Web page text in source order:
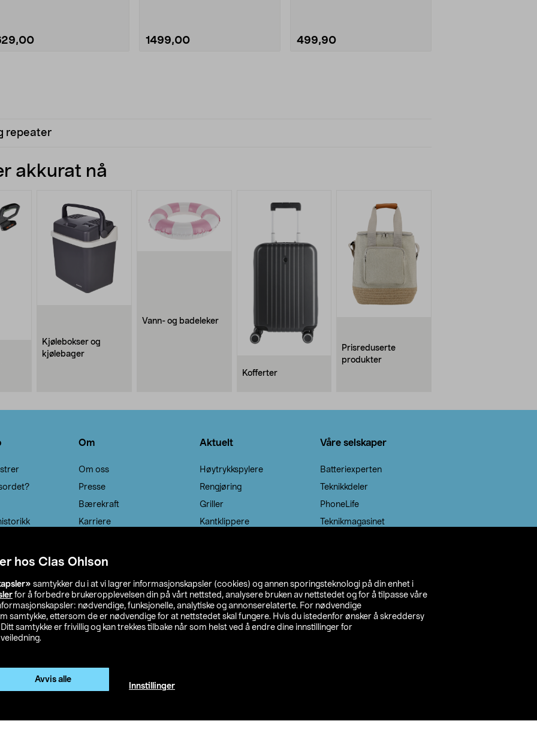
hos Clas Ohlson
samtykker du i at vi lagrer informasjonskapsler (cookies) og annen sporingsteknologi på din enhet i
for å forbedre brukeropplevelsen din på vårt nettsted, analysere bruken av nettstedet og for å tilpasse våre
nødvendige, funksjonelle, analytiske og annonserelaterte. For nødvendige
samtykke, ettersom de er nødvendige for at nettstedet skal fungere. Hvis du istedenfor ønsker å skreddersy
Ditt samtykke er frivillig og kan trekkes tilbake når som helst ved å endre dine innstillinger for
Avvis alle
Innstillinger
1499,00 499,90
repeater
akkurat nå
Kjølebokser og
kjølebager
Vann- og badeleker
Kofferter
Prisreduserte
produkter
Om
Om oss
Presse
Bærekraft
Karriere
Aktuelt
Høytrykkspylere
Rengjøring
Griller
Kantklippere
Våre selskaper
Batteriexperten
Teknikkdeler
PhoneLife
Teknikmagasinet
Privacy statement
Endre til priser ekskl. moms